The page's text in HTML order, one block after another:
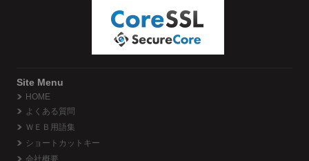
Site Menu
HOME
よくある質問
ＷＥＢ用語集
ショートカットキー
会社概要